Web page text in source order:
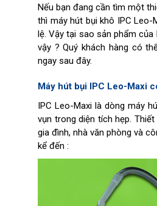
Nếu bạn đang cần tìm một
thì máy hút bụi khô IPC Leo-
lệ. Vậy tại sao sản phẩm
vậy ? Quý khách hàng có
ngay sau đây.
Máy hút bụi IPC Leo-Maxi
IPC Leo-Maxi là dòng máy
vụn trong diện tích hẹp.
gia đình, nhà văn phòng và
kể đến :